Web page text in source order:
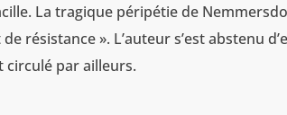
La tragique péripétie de
résistance ». L’auteur s’est abstenu
par ailleurs.